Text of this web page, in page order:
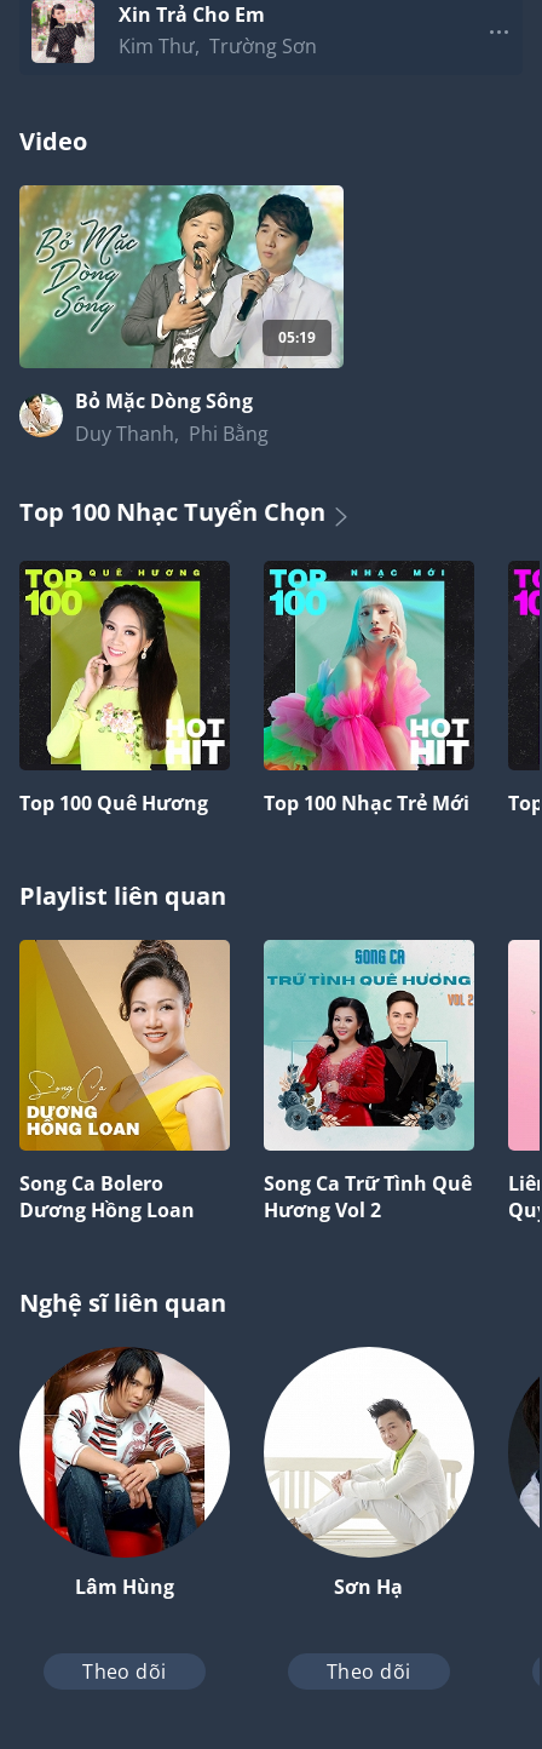
Xin Trả Cho Em
Kim Thư, Trường Sơn
Video
05:19
Bỏ Mặc Dòng Sông
Duy Thanh, Phi Bằng
Top 100 Nhạc Tuyển Chọn
Top 100 Quê Hương Top 100 Nhạc Trẻ Mới
Playlist liên quan
Song Ca Bolero
Dương Hồng Loan
Song Ca Trữ Tình Quê
Hương Vol 2
Nghệ sĩ liên quan
Lâm Hùng
Theo dõi
Sơn Hạ
Theo dõi